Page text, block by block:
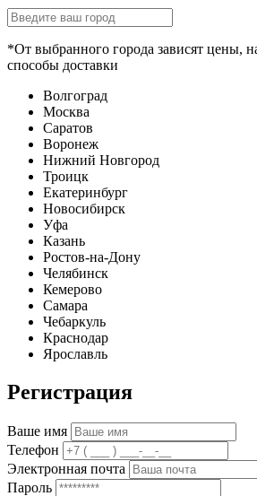
*От выбранного города зависят цены,
способы доставки
Волгоград
Москва
Саратов
Воронеж
Нижний Новгород
Троицк
Екатеринбург
Новосибирск
Уфа
Казань
Ростов-на-Дону
Челябинск
Кемерово
Самара
Чебаркуль
Краснодар
Ярославль
Регистрация
Ваше имя
Телефон
Электронная почта
Пароль